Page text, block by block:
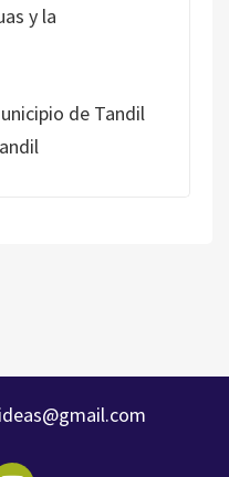
y la
de Tandil